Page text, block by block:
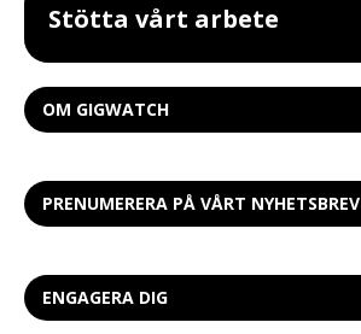
Stötta vårt arbete
OM GIGWATCH
PRENUMERERA PÅ VÅRT NYHETSBREV
ENGAGERA DIG